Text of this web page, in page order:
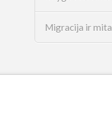
Migracija ir